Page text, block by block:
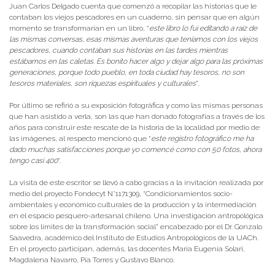
Juan Carlos Delgado cuenta que comenzó a recopilar las historias que le
contaban los viejos pescadores en un cuaderno, sin pensar que en algún
momento se transformarían en un libro, “este libro lo fui editando a raíz de
las mismas conversas, esas mismas aventuras que teníamos con los viejos
pescadores, cuando contaban sus historias en las tardes mientras
estábamos en las caletas. Es bonito hacer algo y dejar algo para las próximas
generaciones, porque todo pueblo, en toda ciudad hay tesoros, no son
tesoros materiales, son riquezas espirituales y culturales”.
Por último se refirió a su exposición fotográfica y como las mismas personas
que han asistido a verla, son las que han donado fotografías a través de los
años para construir este rescate de la historia de la localidad por medio de
las imágenes, al respecto mencionó que “este registro fotográfico me ha
dado muchas satisfacciones porque yo comencé como con 50 fotos, ahora
tengo casi 400”.
La visita de este escritor se llevó a cabo gracias a la invitación realizada por
medio del proyecto Fondecyt N°1171309, “Condicionamientos socio-
ambientales y económico culturales de la producción y la intermediación
en el espacio pesquero-artesanal chileno. Una investigación antropológica
sobre los límites de la transformación social” encabezado por el Dr. Gonzalo
Saavedra, académico del Instituto de Estudios Antropológicos de la UACh.
En el proyecto participan, además, las docentes María Eugenia Solari,
Magdalena Navarro, Pía Torres y Gustavo Blanco.